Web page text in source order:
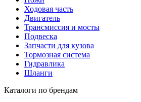
Ходовая часть
Двигатель
Трансмиссия и мосты
Подвеска
Запчасти для кузова
Тормозная система
Гидравлика
Шланги
Каталоги по брендам